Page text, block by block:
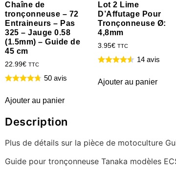
Chaîne de
tronçonneuse – 72
Entraineurs – Pas
325 – Jauge 0.58
(1.5mm) – Guide de
45 cm
22.99€ TTC
50 avis
Ajouter au panier
Lot 2 Lime
D’Affutage Pour
Tronçonneuse Ø:
4,8mm
3.95€ TTC
14 avis
Ajouter au panier
Description
Plus de détails sur la pièce de motoculture
Guide pour tronçonneuse Tanaka modèles